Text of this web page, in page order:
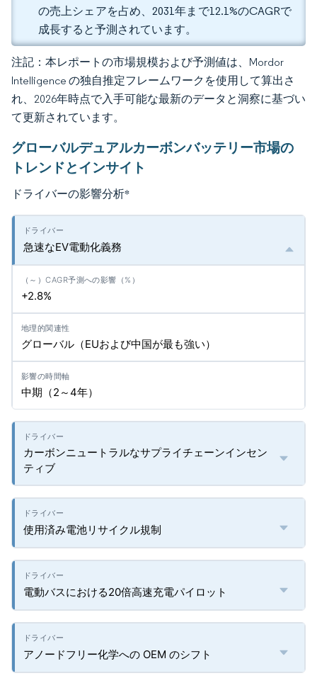
の売上シェアを占め、2031年まで12.1%のCAGRで
成長すると予測されています。
注記：本レポートの市場規模および予測値は、Mordor
Intelligence の独自推定フレームワークを使用して算出さ
れ、2026年時点で入手可能な最新のデータと洞察に基づい
て更新されています。
グローバルデュアルカーボンバッテリー市場の
トレンドとインサイト
ドライバーの影響分析*
急速なEV電動化義務
+2.8%
グローバル（EUおよび中国が最も強い）
中期（2～4年）
カーボンニュートラルなサプライチェーンインセン
ティブ
使用済み電池リサイクル規制
電動バスにおける20倍高速充電パイロット
アノードフリー化学への OEM のシフト